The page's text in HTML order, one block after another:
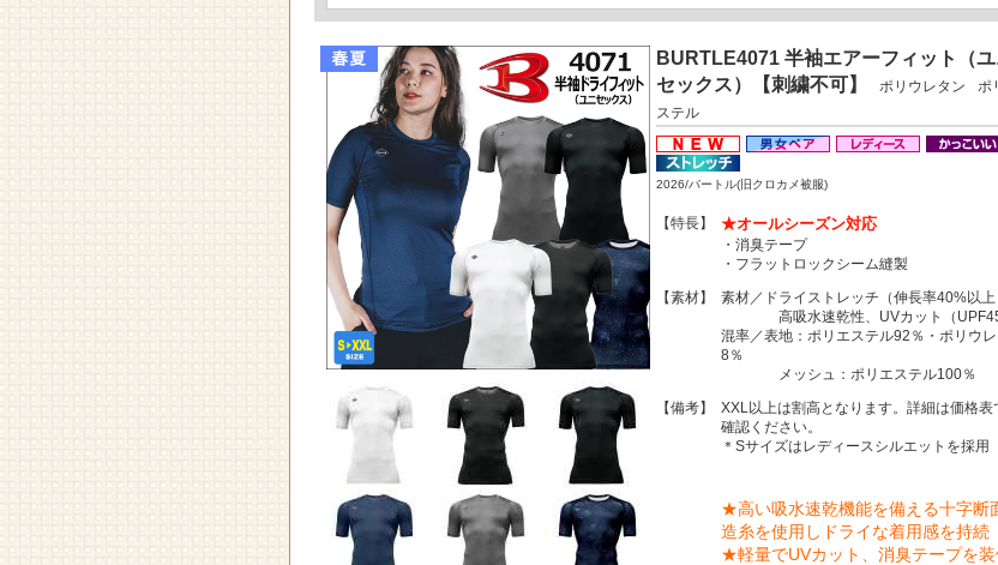
BURTLE4071 半袖エアーフィット（ユ
セックス）【刺繍不可】
ポリウレタン
ポ
ステル
2026/バートル(旧クロカメ被服)
【特長】 ★オールシーズン対応
・消臭テープ
・フラットロックシーム縫製
【素材】
素材／ドライストレッチ（伸長率40%以上
高吸水速乾性、UVカット（UPF45
混率／表地：ポリエステル92％・ポリウ
8％
メッシュ：ポリエステル100％
【備考】
XXL以上は割高となります。詳細は価格表
確認ください。
＊Sサイズはレディースシルエットを採用
★高い吸水速乾機能を備える十字断
造糸を使用しドライな着用感を持続
★軽量でUVカット、消臭テープを